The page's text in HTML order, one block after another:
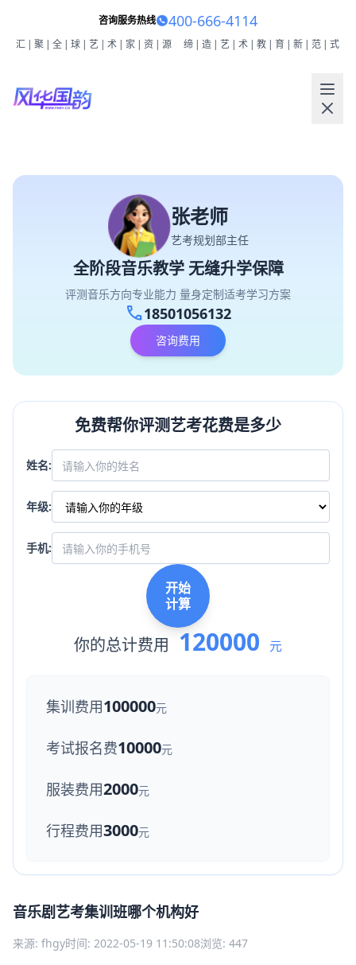
咨询服务热线 400-666-4114
汇|聚|全|球|艺|术|家|资|源 缔|造|艺|术|教|育|新|范|式
张老师
艺考规划部主任
全阶段音乐教学 无缝升学保障
评测音乐方向专业能力 量身定制适考学习方案
call18501056132
咨询费用
免费帮你评测艺考花费是多少
姓名:
年级:
手机:
开始
计算
你的总计费用 120000 元
集训费用100000元
考试报名费10000元
服装费用2000元
行程费用3000元
音乐剧艺考集训班哪个机构好
来源: fhgy时间: 2022-05-19 11:50:08浏览: 447